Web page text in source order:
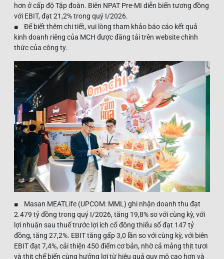
hơn ở cấp độ Tập đoàn. Biên NPAT Pre-MI diễn biến tương đồng
với EBIT, đạt 21,2% trong quý I/2026.
■ Để biết thêm chi tiết, vui lòng tham khảo báo cáo kết quả
kinh doanh riêng của MCH được đăng tải trên website chính
thức của công ty.
■ Masan MEATLife (UPCOM: MML) ghi nhận doanh thu đạt
2.479 tỷ đồng trong quý I/2026, tăng 19,8% so với cùng kỳ, với
lợi nhuận sau thuế trước lợi ích cổ đông thiểu số đạt 147 tỷ
đồng, tăng 27,2%. EBIT tăng gấp 3,0 lần so với cùng kỳ, với biên
EBIT đạt 7,4%, cải thiện 450 điểm cơ bản, nhờ cả mảng thịt tươi
và thịt chế biến cùng hưởng lợi từ hiệu quả quy mô cao hơn và